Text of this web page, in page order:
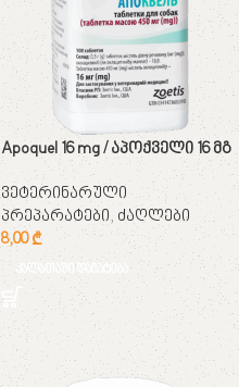
Apoquel 16 mg / აპოქველი 16 მგ
ვეტერინარული
პრეპარატები, ძაღლები
8,00₾
კალათაში დამატება